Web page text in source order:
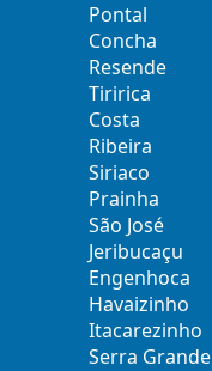
Pontal
Concha
Resende
Tiririca
Costa
Ribeira
Siriaco
Prainha
São José
Jeribucaçu
Engenhoca
Havaizinho
Itacarezinho
Serra Grande